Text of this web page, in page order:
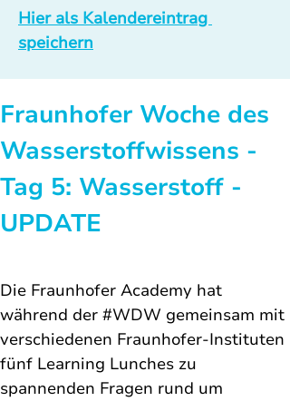
Hier als Kalendereintrag
speichern
Fraunhofer Woche des
Wasserstoffwissens -
Tag 5: Wasserstoff -
UPDATE
Die Fraunhofer Academy hat
während der #WDW gemeinsam mit
verschiedenen Fraunhofer-Instituten
fünf Learning Lunches zu
spannenden Fragen rund um